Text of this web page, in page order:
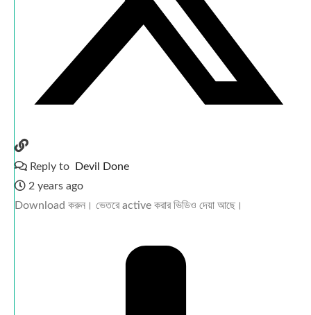
Reply to
Devil Done
2 years ago
Download করুন। ভেতরে active করার ভিডিও দেয়া আছে।